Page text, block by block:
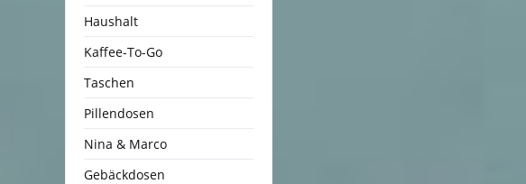
Haushalt
Kaffee-To-Go
Taschen
Pillendosen
Nina & Marco
Gebäckdosen